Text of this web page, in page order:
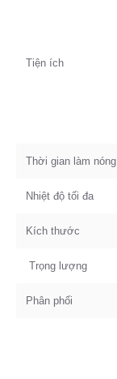
Tiện ích
Thời gian làm nóng
Nhiệt độ tối đa
Kích thước
Trọng lượng
Phân phối